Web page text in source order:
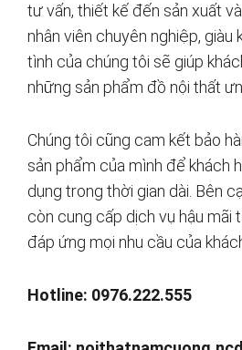
tư vấn, thiết kế đến sản xuất
nhân viên chuyên nghiệp, giàu
tình của chúng tôi sẽ giúp
những sản phẩm đồ nội thất
Chúng tôi cũng cam kết bảo
sản phẩm của mình để khách
dụng trong thời gian dài. Bên
còn cung cấp dịch vụ hậu mãi
đáp ứng mọi nhu cầu của
Hotline: 0976.222.555